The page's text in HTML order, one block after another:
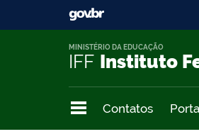
IFF Instituto
MINISTÉRIO DA EDUCAÇÃO
Contatos